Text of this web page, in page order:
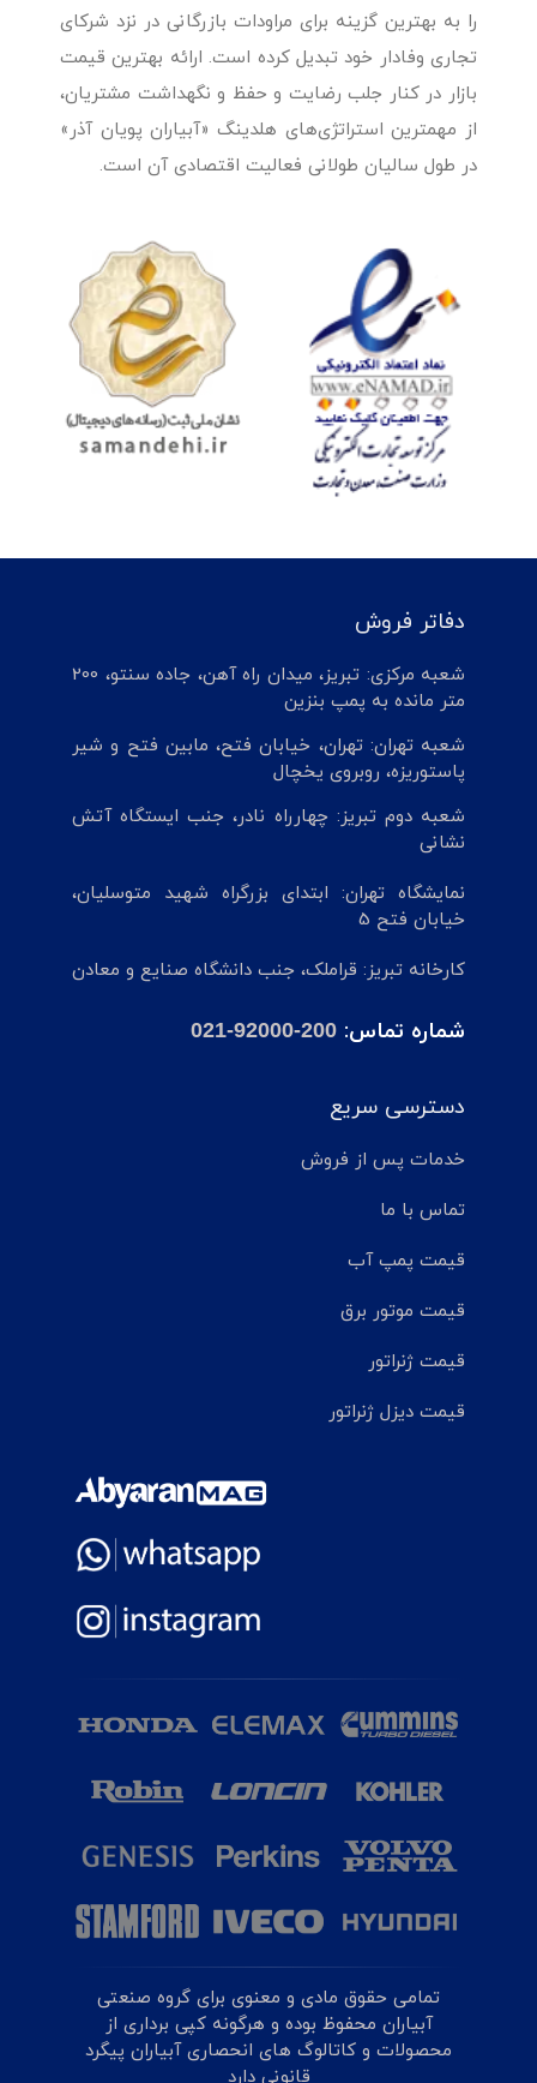
را به بهترین گزینه برای مراودات بازرگانی در نزد شرکای
تجاری وفادار خود تبدیل کرده است. ارائه بهترین قیمت
بازار در کنار جلب رضایت و حفظ و نگهداشت مشتریان،
از مهمترین استراتژی‌های هلدینگ «آبیاران پویان آذر»
در طول سالیان طولانی فعالیت اقتصادی آن است.
دفاتر فروش
شعبه مرکزی: تبریز، میدان راه آهن، جاده سنتو، 200
متر مانده به پمپ بنزین
شعبه تهران: تهران، خیابان فتح، مابین فتح و شیر
پاستوریزه، روبروی یخچال
شعبه دوم تبریز: چهارراه نادر، جنب ایستگاه آتش
نشانی
نمایشگاه تهران: ابتدای بزرگراه شهید متوسلیان،
خیابان فتح 5
کارخانه تبریز: قراملک، جنب دانشگاه صنایع و معادن
شماره تماس: 021-92000-200
دسترسی سریع
خدمات پس از فروش
تماس با ما
قیمت پمپ آب
قیمت موتور برق
قیمت ژنراتور
قیمت دیزل ژنراتور
تمامی حقوق مادی و معنوی برای گروه صنعتی
آبیاران محفوظ بوده و هرگونه کپی برداری از
محصولات و کاتالوگ های انحصاری آبیاران پیگرد
قانونی دارد